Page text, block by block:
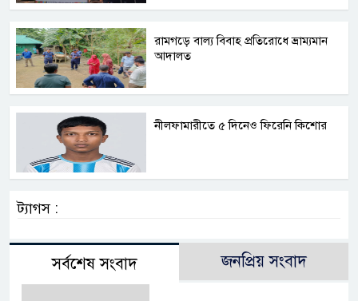
রামগড়ে বাল্য বিবাহ প্রতিরোধে ভ্রাম্যমান
আদালত
নীলফামারীতে ৫ দিনেও ফিরেনি কিশোর
ট্যাগস :
সর্বশেষ সংবাদ জনপ্রিয় সংবাদ